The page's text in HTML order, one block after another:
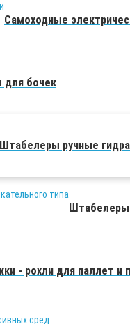
Самоходные
бочек
Штабелеры ручные
Штабелеры
- рохли для паллет и